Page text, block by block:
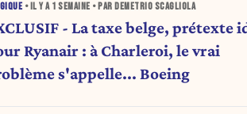
• IL Y A 1 SEMAINE • PAR DEMETRIO SCAGLIOLA
- La taxe belge, prétexte
Ryanair : à Charleroi, le vrai
s'appelle... Boeing